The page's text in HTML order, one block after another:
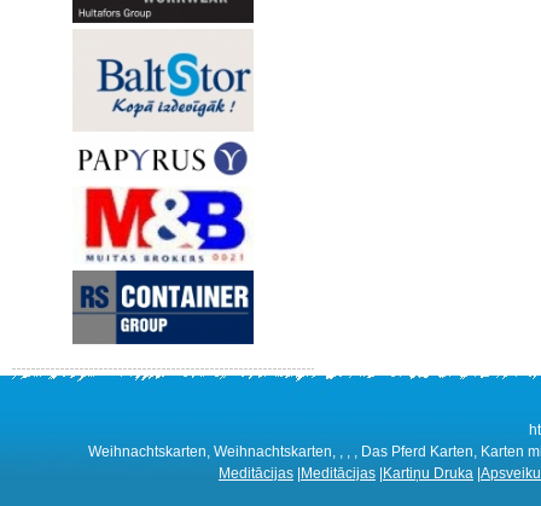
Weihnachtskarten, Weihnachtskarten, , , , Das Pferd Karten, Karten
Meditācijas Meditācijas Kartiņu Druka